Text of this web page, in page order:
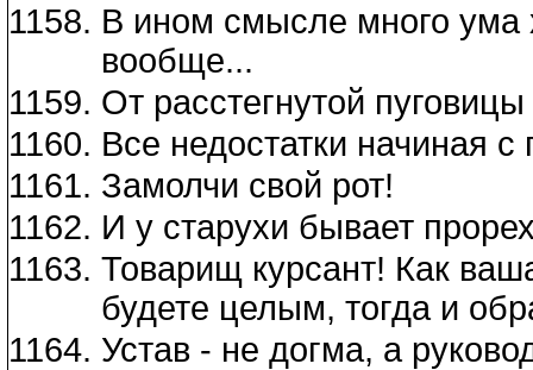
В ином смысле много
вообще...
От расстегнутой
Все недостатки начиная с
Замолчи свой рот!
И у старухи бывает
Товарищ курсант! Как
будете целым, тогда и
Устав - не догма, а